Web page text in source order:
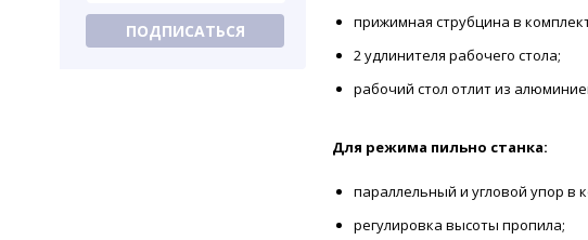
ПОДПИСАТЬСЯ
прижимная струбцина в
2 удлинителя рабочего стола;
рабочий стол отлит из
Для режима пильно станка:
параллельный и угловой упор в
регулировка высоты пропила;